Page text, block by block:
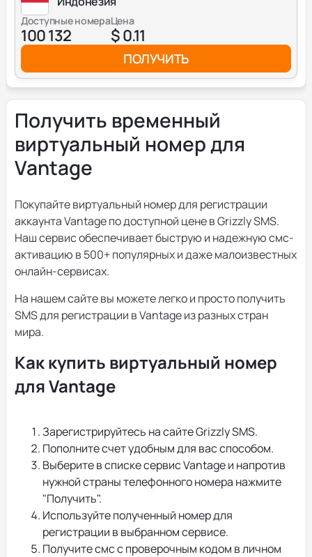
Доступные номера
100 132
Цена
$ 0.11
ПОЛУЧИТЬ
Получить временный
виртуальный номер для
Vantage
Покупайте виртуальный номер для регистрации
аккаунта Vantage по доступной цене в Grizzly SMS.
Наш сервис обеспечивает быструю и надежную смс-
активацию в 500+ популярных и даже малоизвестных
онлайн-сервисах.
На нашем сайте вы можете легко и просто получить
SMS для регистрации в Vantage из разных стран
мира.
Как купить виртуальный номер
для Vantage
Зарегистрируйтесь на сайте Grizzly SMS.
Пополните счет удобным для вас способом.
Выберите в списке сервис Vantage и напротив
нужной страны телефонного номера нажмите
"Получить".
Используйте полученный номер для
регистрации в выбранном сервисе.
Получите смс с проверочным кодом в личном